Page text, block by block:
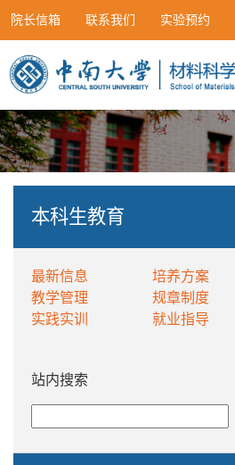
院长信箱 联系我们 实验预约
本科生教育
最新信息 培养方案
教学管理
规章制度
实践实训
就业指导
站内搜索